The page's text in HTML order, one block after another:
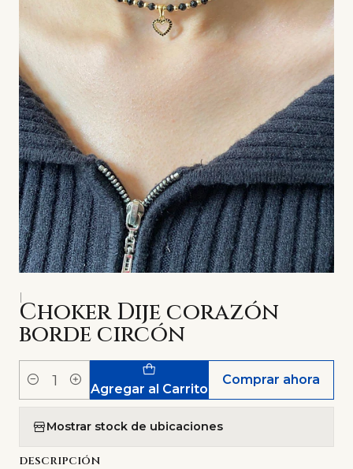
|
Choker Dije corazón
borde circón
Cantidad Agregar al Carrito
Comprar ahora
Mostrar stock de ubicaciones
DESCRIPCIÓN